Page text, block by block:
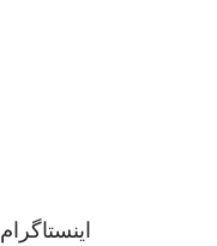
اینستاگرام